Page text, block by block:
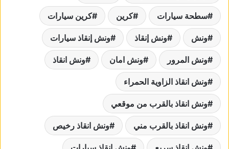
سطحة سيارات كرين كرين سيارات
ونش ونش إنقاذ ونش إنقاذ سيارات
ونش المرور ونش امان ونش انقاذ
ونش انقاذ الزاوية الحمراء
ونش انقاذ بالقرب من موقعي
ونش انقاذ بالقرب مني ونش انقاذ رخيص